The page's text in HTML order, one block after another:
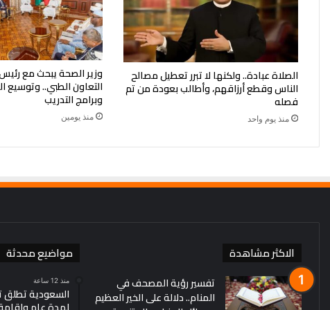
الصلاة عبادة.. ولكنها لا تبرر تعطيل مصالح
الناس وقطع أرزاقهم، وأطالب بعودة من تم
فصله
منذ يوم واحد
وزير الصحة يبحث مع
التعاون الطبي.. وتوسيع
وبرامج التدريب
منذ يومين
الاكثر مشاهدة
تفسير رؤية المصحف في
المنام.. دلالة على الخير العظيم
مواضيع محدثة
منذ 12 ساعة
السعودية تطلق